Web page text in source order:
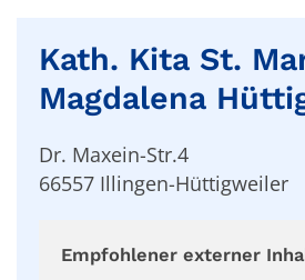
Kath. Kita St.
Magdalena
Dr. Maxein-Str.4
66557 Illingen-Hüttigweiler
Empfohlener externer